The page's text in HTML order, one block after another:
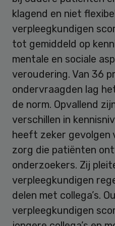
klagend en niet
verpleegkundigen
tot gemiddeld op
mentale en sociale
veroudering. Van 36
ondervraagden lag
de norm. Opvallend
verschillen in
heeft zeker gevolgen
zorg die patiënten
onderzoekers. Zij
verpleegkundigen
delen met collega’s.
verpleegkundigen